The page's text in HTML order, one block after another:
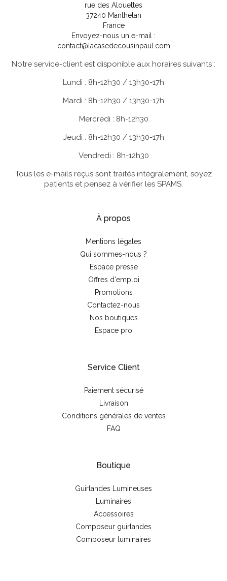
rue des Alouettes
37240 Manthelan
France
Envoyez-nous un e-mail :
contact@lacasedecousinpaul.com
Notre service-client est disponible aux horaires suivants :
Lundi : 8h-12h30 / 13h30-17h
Mardi : 8h-12h30 / 13h30-17h
Mercredi : 8h-12h30
Jeudi : 8h-12h30 / 13h30-17h
Vendredi : 8h-12h30
Tous les e-mails reçus sont traités intégralement, soyez
patients et pensez à vérifier les SPAMS.
À propos
Mentions légales
Qui sommes-nous ?
Espace presse
Offres d'emploi
Promotions
Contactez-nous
Nos boutiques
Espace pro
Service Client
Paiement sécurisé
Livraison
Conditions générales de ventes
FAQ
Boutique
Guirlandes Lumineuses
Luminaires
Accessoires
Composeur guirlandes
Composeur luminaires